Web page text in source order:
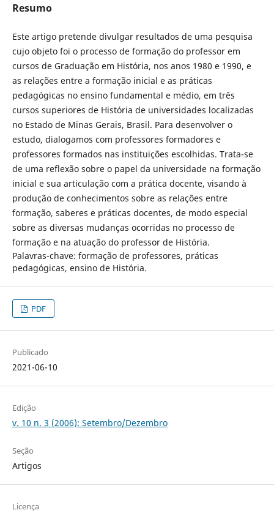
Resumo
Este artigo pretende divulgar resultados de uma pesquisa
cujo objeto foi o processo de formação do professor em
cursos de Graduação em História, nos anos 1980 e 1990, e
as relações entre a formação inicial e as práticas
pedagógicas no ensino fundamental e médio, em três
cursos superiores de História de universidades localizadas
no Estado de Minas Gerais, Brasil. Para desenvolver o
estudo, dialogamos com professores formadores e
professores formados nas instituições escolhidas. Trata-se
de uma reflexão sobre o papel da universidade na formação
inicial e sua articulação com a prática docente, visando à
produção de conhecimentos sobre as relações entre
formação, saberes e práticas docentes, de modo especial
sobre as diversas mudanças ocorridas no processo de
formação e na atuação do professor de História.
Palavras-chave: formação de professores, práticas
pedagógicas, ensino de História.
PDF
Publicado
2021-06-10
Edição
v. 10 n. 3 (2006): Setembro/Dezembro
Seção
Artigos
Licença